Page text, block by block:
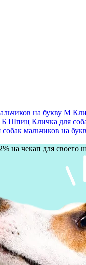
на букву М
Б Шпиц Кличка для
мальчиков на
на чекап для своего